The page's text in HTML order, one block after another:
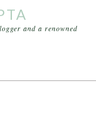
and a renowned